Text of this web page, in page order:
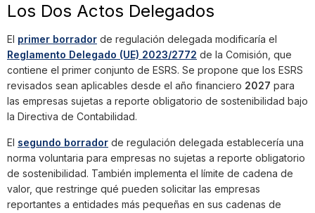
Los Dos Actos Delegados
El primer borrador de regulación delegada modificaría el
Reglamento Delegado (UE) 2023/2772 de la Comisión, que
contiene el primer conjunto de ESRS. Se propone que los ESRS
revisados sean aplicables desde el año financiero 2027 para
las empresas sujetas a reporte obligatorio de sostenibilidad bajo
la Directiva de Contabilidad.
El segundo borrador de regulación delegada establecería una
norma voluntaria para empresas no sujetas a reporte obligatorio
de sostenibilidad. También implementa el límite de cadena de
valor, que restringe qué pueden solicitar las empresas
reportantes a entidades más pequeñas en sus cadenas de